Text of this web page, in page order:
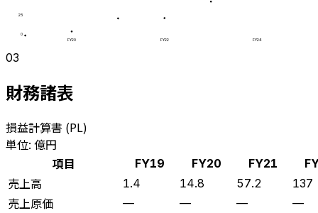
0
25
FY20 FY22 FY24
03
財務諸表
損益計算書 (PL)
単位: 億円
項目
FY19 FY20 FY21
売上高 1.4 14.8 57.2 137
売上原価 — — — —